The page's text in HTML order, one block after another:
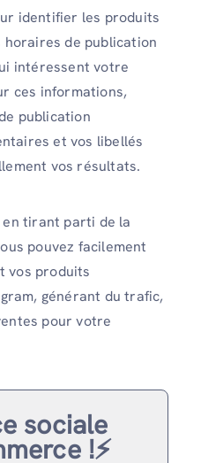
identifier les produits
de publication
intéressent votre
ces informations,
publication
et vos libellés
vos résultats.
en tirant parti de la
pouvez facilement
vos produits
générant du trafic,
pour votre
sociale
!⚡️